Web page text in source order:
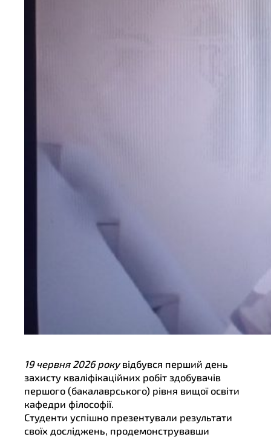
19 червня 2026 рокувідбувся перший день
захисту кваліфікаційних робіт здобувачів
першого (бакалаврського) рівня вищої освіти
кафедри філософії.
Студенти успішно презентували результати
своїх досліджень, продемонструвавши